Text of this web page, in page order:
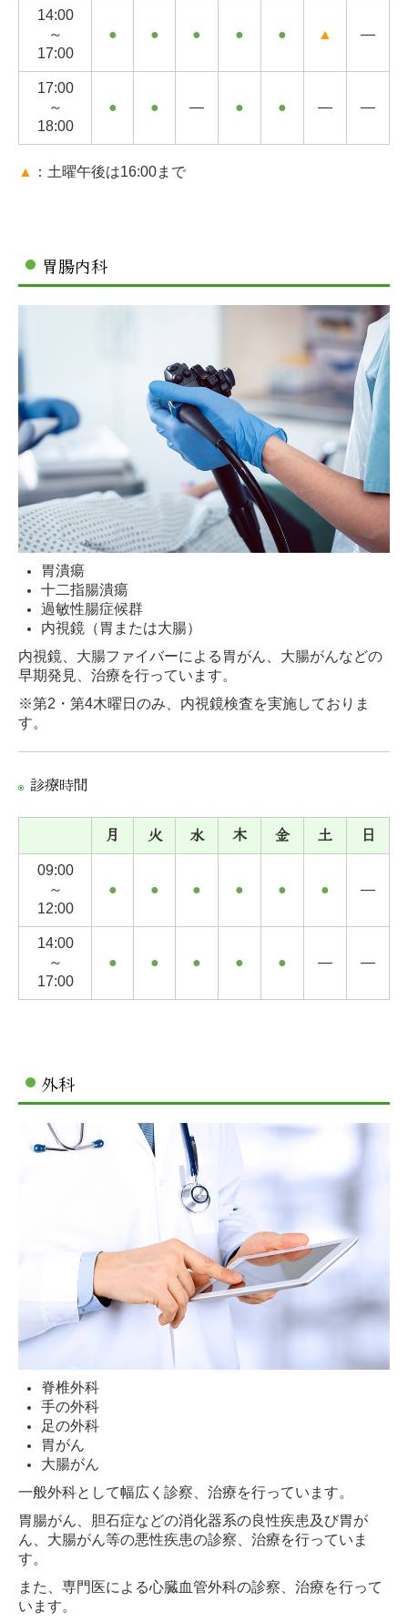
14:00
～
17:00
● ● ● ● ● ▲ ―
17:00
～
18:00
● ● ― ● ● ― ―
▲ ：土曜午後は16:00まで
胃腸内科
胃潰瘍
十二指腸潰瘍
過敏性腸症候群
内視鏡（胃または大腸）
内視鏡、大腸ファイバーによる胃がん、大腸がんなどの
早期発見、治療を行っています。
※第2・第4木曜日のみ、内視鏡検査を実施しておりま
す。
診療時間
月 火 水 木 金 土 日
09:00
～
12:00
● ● ● ● ● ● ―
14:00
～
17:00
● ● ● ● ● ― ―
外科
脊椎外科
手の外科
足の外科
胃がん
大腸がん
一般外科として幅広く診察、治療を行っています。
胃腸がん、胆石症などの消化器系の良性疾患及び胃が
ん、大腸がん等の悪性疾患の診察、治療を行っていま
す。
また、専門医による心臓血管外科の診察、治療を行って
います。